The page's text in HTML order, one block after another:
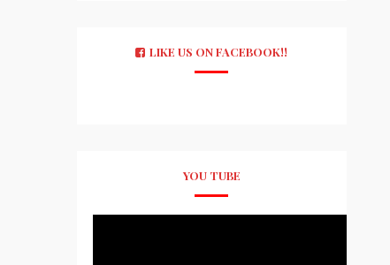
LIKE US ON FACEBOOK!!
YOU TUBE